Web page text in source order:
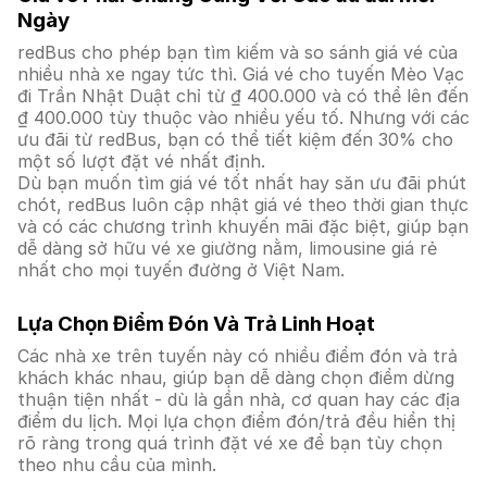
Ngày
redBus cho phép bạn tìm kiếm và so sánh giá vé của
nhiều nhà xe ngay tức thì. Giá vé cho tuyến Mèo Vạc
đi Trần Nhật Duật chỉ từ ₫ 400.000 và có thể lên đến
₫ 400.000 tùy thuộc vào nhiều yếu tố. Nhưng với các
ưu đãi từ redBus, bạn có thể tiết kiệm đến 30% cho
một số lượt đặt vé nhất định.
Dù bạn muốn tìm giá vé tốt nhất hay săn ưu đãi phút
chót, redBus luôn cập nhật giá vé theo thời gian thực
và có các chương trình khuyến mãi đặc biệt, giúp bạn
dễ dàng sở hữu vé xe giường nằm, limousine giá rẻ
nhất cho mọi tuyến đường ở Việt Nam.
Lựa Chọn Điểm Đón Và Trả Linh Hoạt
Các nhà xe trên tuyến này có nhiều điểm đón và trả
khách khác nhau, giúp bạn dễ dàng chọn điểm dừng
thuận tiện nhất - dù là gần nhà, cơ quan hay các địa
điểm du lịch. Mọi lựa chọn điểm đón/trả đều hiển thị
rõ ràng trong quá trình đặt vé xe để bạn tùy chọn
theo nhu cầu của mình.